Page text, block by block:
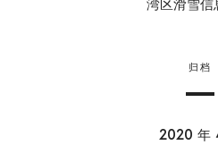
湾区滑雪信
归档
2020 年